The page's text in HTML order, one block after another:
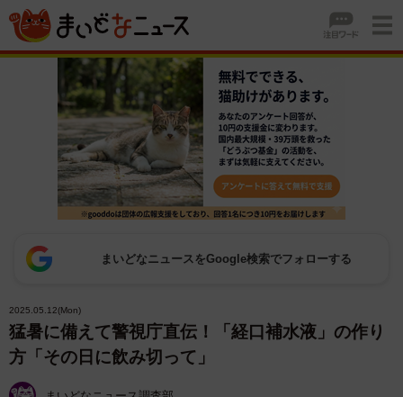
まいどなニュースをGoogle検索でフォローする
2025.05.12(Mon)
猛暑に備えて警視庁直伝！「経口補水液」の作り
方「その日に飲み切って」